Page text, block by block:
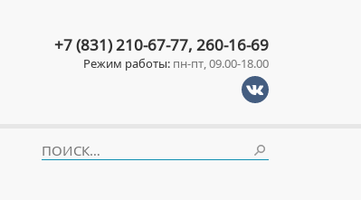
+7 (831) 210-67-77, 260-16-69
Режим работы: пн-пт, 09.00-18.00